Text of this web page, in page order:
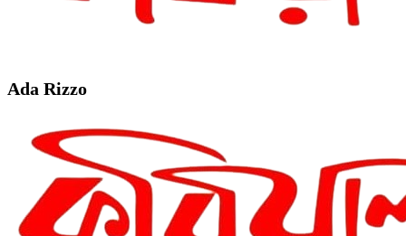
Ada Rizzo